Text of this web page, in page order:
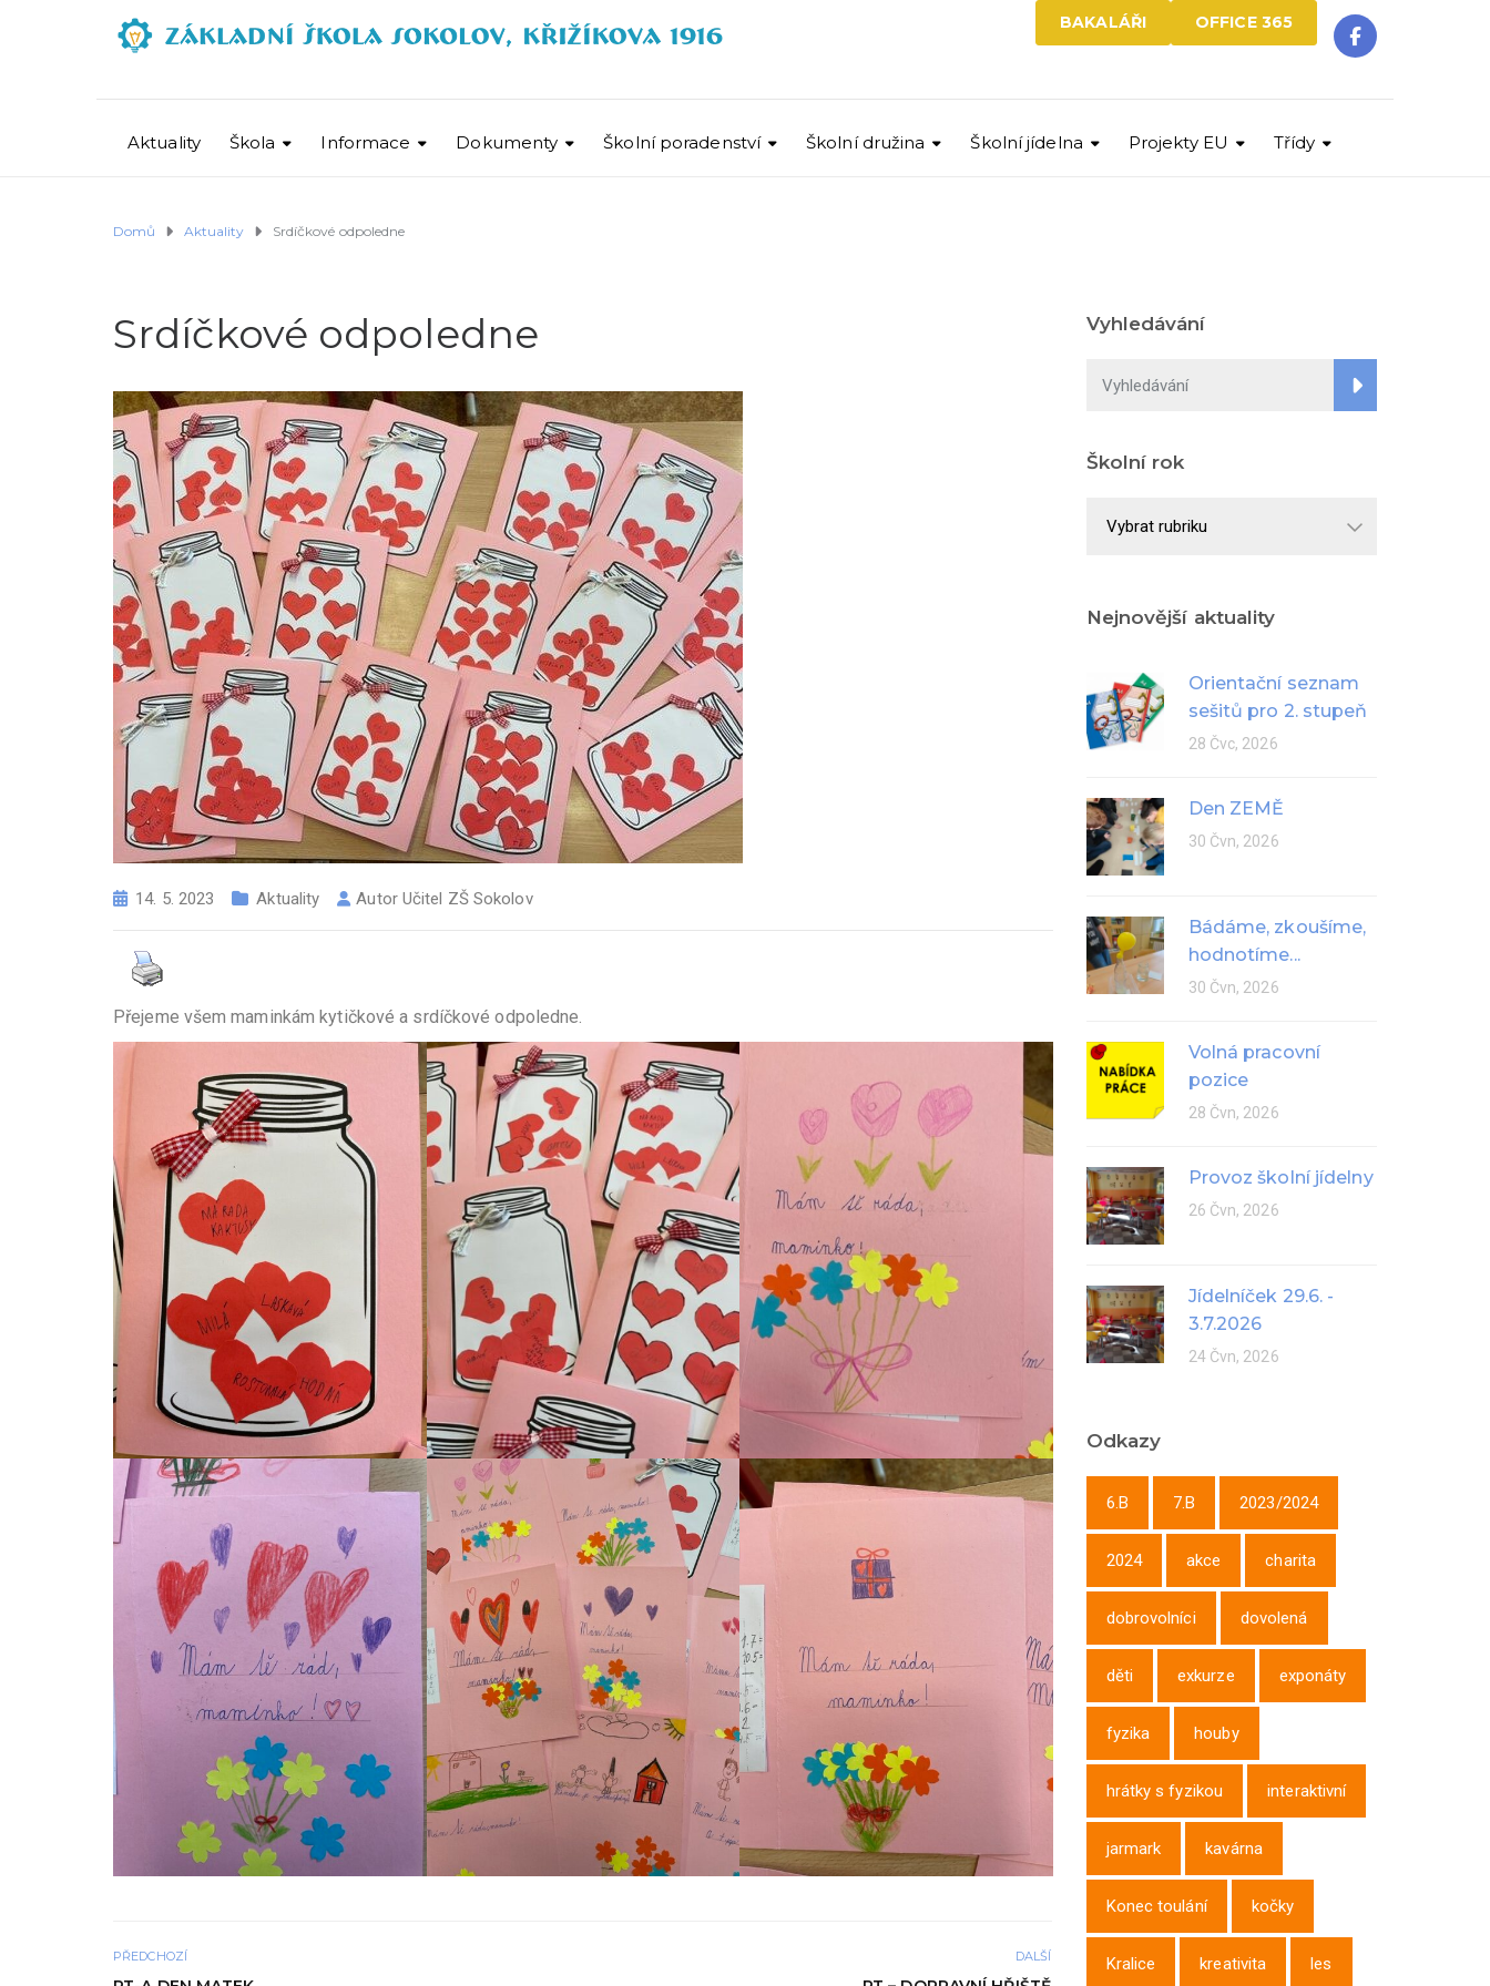
OFFICE 365
BAKALÁŘI
Aktuality Škola Informace Dokumenty Školní poradenství Školní družina Školní jídelna Projekty EU Třídy
Domů Aktuality Srdíčkové odpoledne
Srdíčkové odpoledne
14. 5. 2023 Aktuality Autor Učitel ZŠ Sokolov
Přejeme všem maminkám kytičkové a srdíčkové odpoledne.
PŘEDCHOZÍ DALŠÍ
Vyhledávání
Školní rok
Nejnovější aktuality
Orientační seznam
sešitů pro 2. stupeň
28 Čvc, 2026
Den ZEMĚ
30 Čvn, 2026
Bádáme, zkoušíme,
hodnotíme...
30 Čvn, 2026
Volná pracovní
pozice
28 Čvn, 2026
Provoz školní jídelny
26 Čvn, 2026
Jídelníček 29.6. -
3.7.2026
24 Čvn, 2026
Odkazy
6.B 7.B 2023/2024
2024 akce charita
dobrovolníci dovolená
děti exkurze exponáty
fyzika houby
hrátky s fyzikou interaktivní
jarmark kavárna
Konec toulání kočky
Kralice kreativita les